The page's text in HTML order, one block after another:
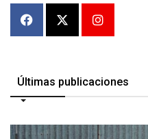
Últimas publicaciones